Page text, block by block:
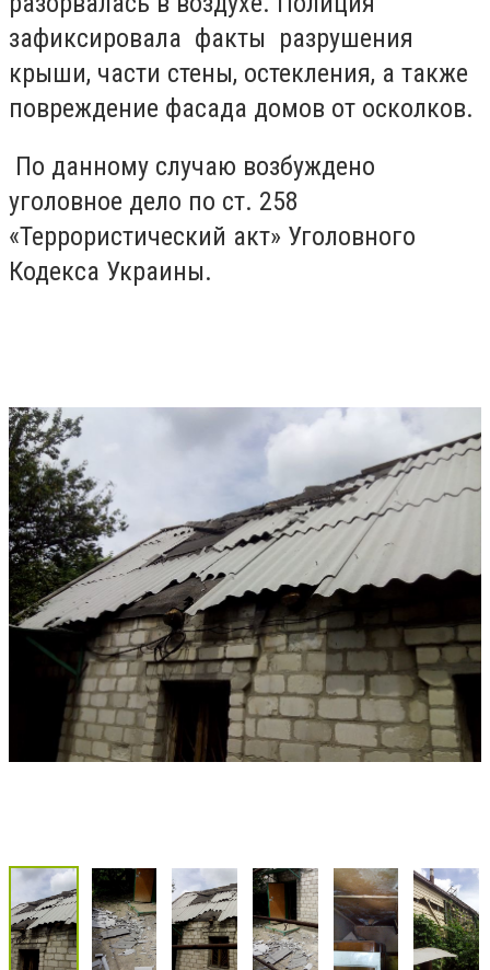
зафиксировала факты разрушения
крыши, части стены, остекления, а также
повреждение фасада домов от осколков.
По данному случаю возбуждено
уголовное дело по ст. 258
«Террористический акт» Уголовного
Кодекса Украины.